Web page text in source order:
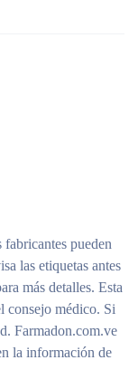
fabricantes pueden
las etiquetas antes
más detalles. Esta
consejo médico. Si
Farmadon.com.ve
la información de